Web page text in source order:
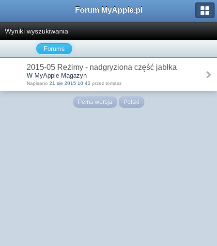
Forum MyApple.pl
Wyniki wyszukiwania
Forums
2015-05 Reżimy - nadgryziona część jabłka
W MyApple Magazyn
Napisano 21 sie 2015 10:43 przez tomasz
Pełna wersja Polski